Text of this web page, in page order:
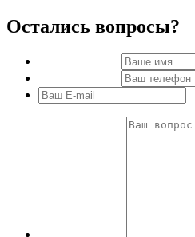
Остались вопросы?